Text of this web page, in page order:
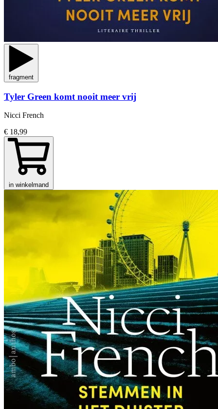
fragment
Tyler Green komt nooit meer vrij
Nicci French
€ 18,99
in winkelmand